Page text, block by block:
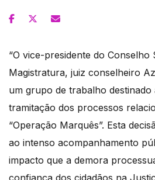
“O vice-presidente do Conselho
Magistratura, juiz conselheiro
um grupo de trabalho
tramitação dos processos
“Operação Marquês”. Esta
ao intenso acompanhamento
impacto que a demora
confiança dos cidadãos na